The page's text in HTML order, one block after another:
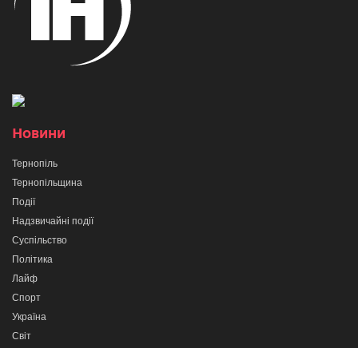
Новини
Тернопіль
Тернопільщина
Події
Надзвичайні події
Суспільство
Політика
Лайф
Спорт
Україна
Світ